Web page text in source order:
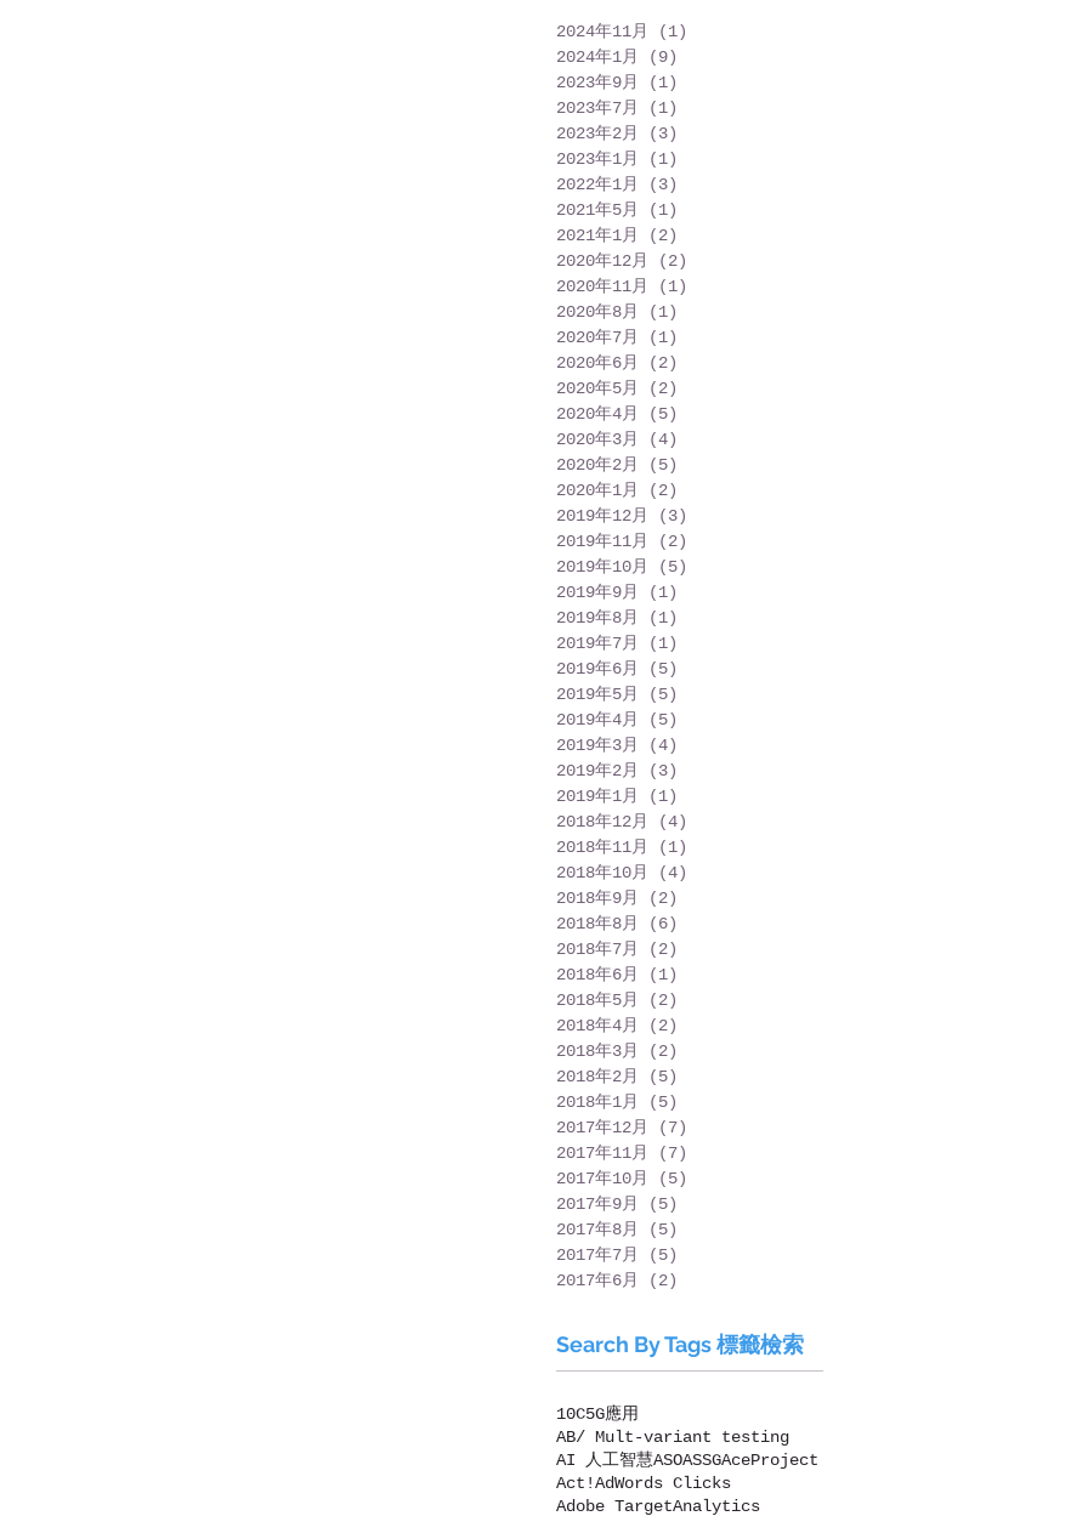
2024年11月 (1)
2024年1月
(9)
2023年9月
(1)
2023年7月
(1)
2023年2月
(3)
2023年1月
(1)
2022年1月
(3)
2021年5月
(1)
2021年1月
(2)
2020年12月
(2)
2020年11月
(1)
2020年8月
(1)
2020年7月
(1)
2020年6月
(2)
2020年5月
(2)
2020年4月
(5)
2020年3月
(4)
2020年2月
(5)
2020年1月
(2)
2019年12月
(3)
2019年11月
(2)
2019年10月
(5)
2019年9月
(1)
2019年8月
(1)
2019年7月
(1)
2019年6月
(5)
2019年5月
(5)
2019年4月
(5)
2019年3月
(4)
2019年2月
(3)
2019年1月
(1)
2018年12月
(4)
2018年11月
(1)
2018年10月
(4)
2018年9月
(2)
2018年8月
(6)
2018年7月
(2)
2018年6月
(1)
2018年5月
(2)
2018年4月
(2)
2018年3月
(2)
2018年2月
(5)
2018年1月
(5)
2017年12月
(7)
2017年11月
(7)
2017年10月
(5)
2017年9月
(5)
2017年8月
(5)
2017年7月
(5)
2017年6月
(2)
Search By Tags 標籤檢索
10C5G應用
AB/ Mult-variant testing
AI 人工智慧ASOASSGAceProject
Act!AdWords Clicks
Adobe TargetAnalytics